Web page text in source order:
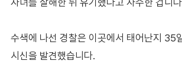
수색에 나선 경찰은 이곳에서 태어난지 35
시신을 발견했습니다.